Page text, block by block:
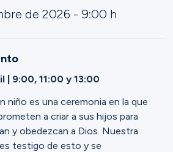
de 2026 - 9:00 h
| 9:00, 11:00 y 13:00
niño es una ceremonia en la que
a criar a sus hijos para
y obedezcan a Dios. Nuestra
testigo de esto y se